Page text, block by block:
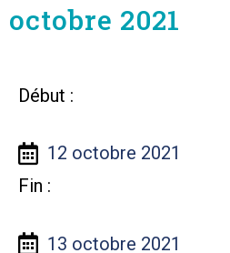
octobre 2021
Début :
12 octobre 2021
Fin :
13 octobre 2021